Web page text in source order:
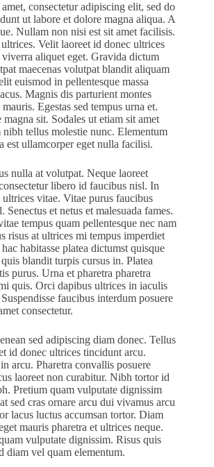
consectetur adipiscing elit, sed do
ut labore et dolore magna aliqua. A
Nullam non nisi est sit amet facilisis.
Velit laoreet id donec ultrices
aliquet eget. Gravida dictum
maecenas volutpat blandit aliquam
euismod in pellentesque massa
Magnis dis parturient montes
Egestas sed tempus urna et.
sit. Sodales ut etiam sit amet
tellus molestie nunc. Elementum
est ullamcorper eget nulla facilisi.
nulla at volutpat. Neque laoreet
libero id faucibus nisl. In
vitae. Vitae purus faucibus
Senectus et netus et malesuada fames.
tempus quam pellentesque nec nam
risus at ultrices mi tempus imperdiet
habitasse platea dictumst quisque
blandit turpis cursus in. Platea
purus. Urna et pharetra pharetra
quis. Orci dapibus ultrices in iaculis
faucibus interdum posuere
consectetur.
sed adipiscing diam donec. Tellus
id donec ultrices tincidunt arcu.
arcu. Pharetra convallis posuere
laoreet non curabitur. Nibh tortor id
Pretium quam vulputate dignissim
sed cras ornare arcu dui vivamus arcu
lacus luctus accumsan tortor. Diam
mauris pharetra et ultrices neque.
vulputate dignissim. Risus quis
diam vel quam elementum.